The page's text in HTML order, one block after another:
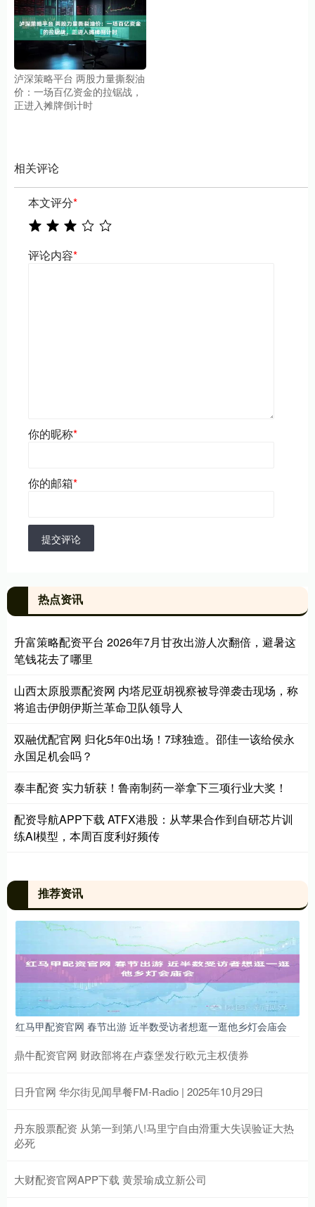
泸深策略平台 两股力量撕裂油
价：一场百亿资金的拉锯战，
正进入摊牌倒计时
相关评论
本文评分*
评论内容*
你的昵称*
你的邮箱*
提交评论
热点资讯
升富策略配资平台 2026年7月甘孜出游人次翻倍，避暑这
笔钱花去了哪里
山西太原股票配资网 内塔尼亚胡视察被导弹袭击现场，称
将追击伊朗伊斯兰革命卫队领导人
双融优配官网 归化5年0出场！7球独造。邵佳一该给侯永
永国足机会吗？
泰丰配资 实力斩获！鲁南制药一举拿下三项行业大奖！
配资导航APP下载 ATFX港股：从苹果合作到自研芯片训
练AI模型，本周百度利好频传
推荐资讯
红马甲配资官网 春节出游 近半数受访者想逛一逛他乡灯会庙会
鼎牛配资官网 财政部将在卢森堡发行欧元主权债券
日升官网 华尔街见闻早餐FM-Radio | 2025年10月29日
丹东股票配资 从第一到第八!马里宁自由滑重大失误验证大热
必死
大财配资官网APP下载 黄景瑜成立新公司